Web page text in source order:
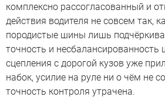
комплексно рассогласованный и
действия водителя не совсем так,
породистые шины лишь
точность и несбалансированность
сцепления с дорогой кузов уже
набок, усилие на руле ни о чём не
точность контроля утрачена.